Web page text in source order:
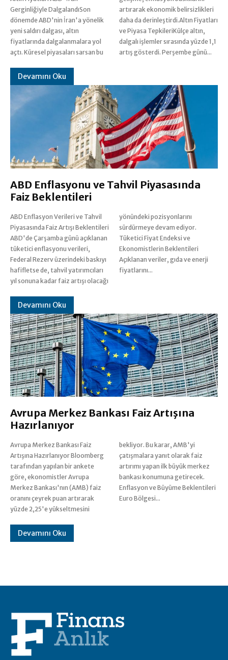
Gerginliğiyle DalgalandıSon
dönemde ABD'nin İran'a yönelik
yeni saldırı dalgası, altın
fiyatlarında dalgalanmalara yol
açtı. Küresel piyasaları sarsan bu
artırarak ekonomik belirsizlikleri
daha da derinleştirdi.Altın Fiyatları
ve Piyasa TepkileriKülçe altın,
dalgalı işlemler sırasında yüzde 1,1
artış gösterdi. Perşembe günü...
Devamını Oku
ABD Enflasyonu ve Tahvil Piyasasında
Faiz Beklentileri
ABD Enflasyon Verileri ve Tahvil
Piyasasında Faiz Artışı Beklentileri
ABD'de Çarşamba günü açıklanan
tüketici enflasyonu verileri,
Federal Rezerv üzerindeki baskıyı
hafifletse de, tahvil yatırımcıları
yıl sonuna kadar faiz artışı olacağı
yönündeki pozisyonlarını
sürdürmeye devam ediyor.
Tüketici Fiyat Endeksi ve
Ekonomistlerin Beklentileri
Açıklanan veriler, gıda ve enerji
fiyatlarını...
Devamını Oku
Avrupa Merkez Bankası Faiz Artışına
Hazırlanıyor
Avrupa Merkez Bankası Faiz
Artışına Hazırlanıyor Bloomberg
tarafından yapılan bir ankete
göre, ekonomistler Avrupa
Merkez Bankası'nın (AMB) faiz
oranını çeyrek puan artırarak
yüzde 2,25'e yükseltmesini
bekliyor. Bu karar, AMB'yi
çatışmalara yanıt olarak faiz
artırımı yapan ilk büyük merkez
bankası konumuna getirecek.
Enflasyon ve Büyüme Beklentileri
Euro Bölgesi...
Devamını Oku